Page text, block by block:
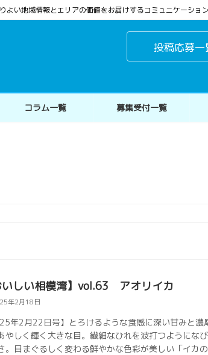
い地域情報とエリアの価値をお届けするコミュニケーショ
投稿応募一
コラム一覧 募集受付一覧
いしい相模湾】vol.63 アオリイカ
年2月18日
年2月22日号】とろけるような食感に深い甘みと濃
やしく輝く大きな目。繊細なひれを波打つようにな
。目まぐるしく変わる鮮やかな色彩が美しい「イカ